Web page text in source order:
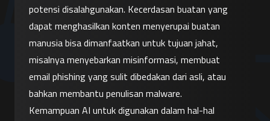
potensi disalahgunakan. Kecerdasan buatan yang
dapat menghasilkan konten menyerupai buatan
manusia bisa dimanfaatkan untuk tujuan jahat,
misalnya menyebarkan misinformasi, membuat
email phishing yang sulit dibedakan dari asli, atau
bahkan membantu penulisan malware.
Kemampuan AI untuk digunakan dalam hal-hal